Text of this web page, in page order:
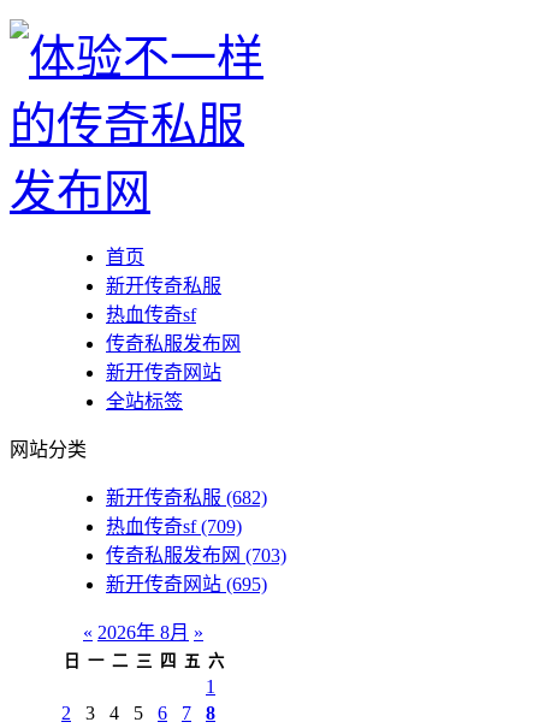
首页
新开传奇私服
热血传奇sf
传奇私服发布网
新开传奇网站
全站标签
网站分类
新开传奇私服 (682)
热血传奇sf(709)
传奇私服发布网 (703)
新开传奇网站 (695)
« 2026年 8月 »
日 一 二 三 四 五 六
1
2
3 4 5 6 7
8